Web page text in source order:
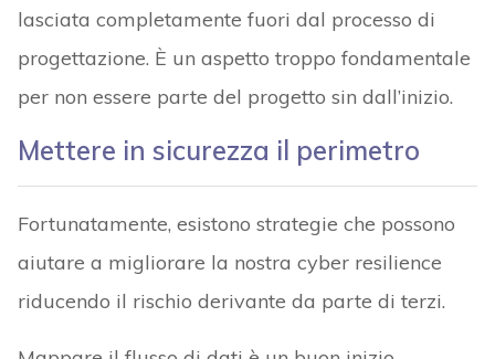
lasciata completamente fuori dal processo di
progettazione. È un aspetto troppo fondamentale
per non essere parte del progetto sin dall’inizio.
Mettere in sicurezza il perimetro
Fortunatamente, esistono strategie che possono
aiutare a migliorare la nostra cyber resilience
riducendo il rischio derivante da parte di terzi.